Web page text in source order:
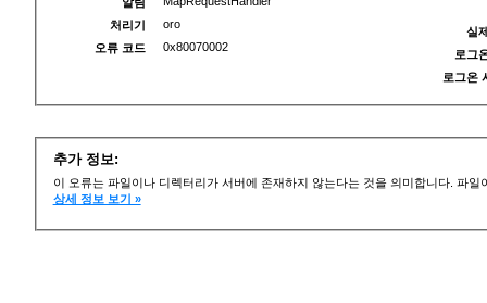
처리기
oro
오류 코드
0x80070002
실
로그
로그온
추가 정보:
이 오류는 파일이나 디렉터리가 서버에 존재하지 않는다는 것을 의미합니다. 파
상세 정보 보기 »